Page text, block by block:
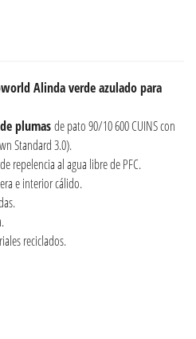
Alinda verde azulado para
plumasde pato 90/10 600 CUINS con
Standard 3.0).
repelencia al agua libre de PFC.
e interior cálido.
reciclados.